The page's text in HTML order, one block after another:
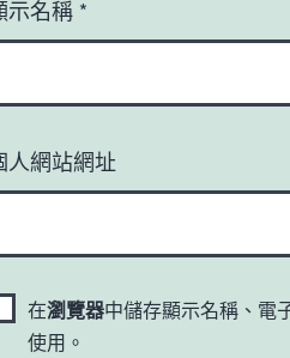
示名稱 *
人網站網址
在瀏覽器中儲存顯示名稱、電
使用。